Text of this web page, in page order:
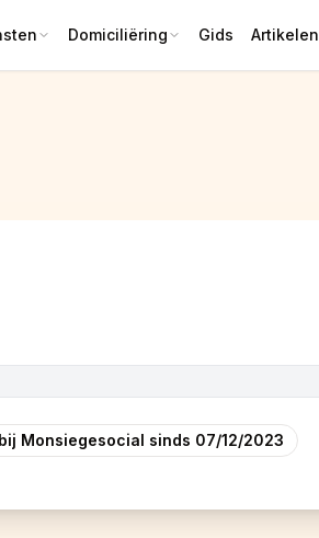
Domiciliëring Gids Artikelen
Monsiegesocial sinds 07/12/2023